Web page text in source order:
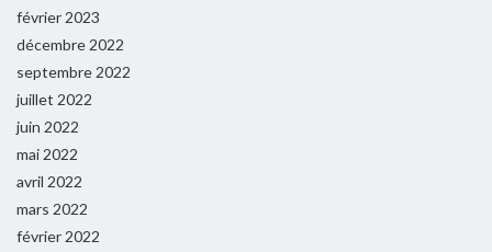
février 2023
décembre 2022
septembre 2022
juillet 2022
juin 2022
mai 2022
avril 2022
mars 2022
février 2022